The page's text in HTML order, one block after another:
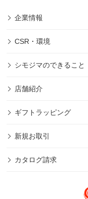
企業情報
CSR・環境
シモジマのできること
店舗紹介
ギフトラッピング
新規お取引
カタログ請求